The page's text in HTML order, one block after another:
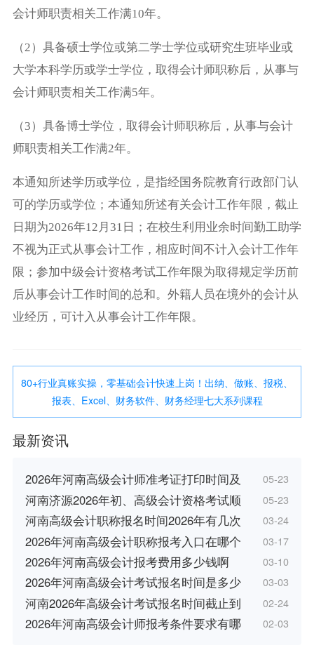
会计师职责相关工作满10年。
（2）具备硕士学位或第二学士学位或研究生班毕业或
大学本科学历或学士学位，取得会计师职称后，从事与
会计师职责相关工作满5年。
（3）具备博士学位，取得会计师职称后，从事与会计
师职责相关工作满2年。
本通知所述学历或学位，是指经国务院教育行政部门认
可的学历或学位；本通知所述有关会计工作年限，截止
日期为2026年12月31日；在校生利用业余时间勤工助学
不视为正式从事会计工作，相应时间不计入会计工作年
限；参加中级会计资格考试工作年限为取得规定学历前
后从事会计工作时间的总和。外籍人员在境外的会计从
业经历，可计入从事会计工作年限。
80+行业真账实操，零基础会计快速上岗！出纳、做账、报税、
报表、Excel、财务软件、财务经理七大系列课程
最新资讯
2026年河南高级会计师准考证打印时间及 05-23
河南济源2026年初、高级会计资格考试顺 05-23
河南高级会计职称报名时间2026年有几次 03-24
2026年河南高级会计职称报考入口在哪个 03-17
2026年河南高级会计报考费用多少钱啊 03-10
2026年河南高级会计考试报名时间是多少 03-03
河南2026年高级会计考试报名时间截止到 02-24
2026年河南高级会计师报考条件要求有哪 02-03